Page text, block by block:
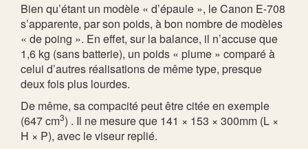
Bien qu’étant un modèle « d’épaule », le Canon E-708
s’apparente, par son poids, à bon nombre de modèles
« de poing ». En effet, sur la balance, il n’accuse que
1,6 kg (sans batterie), un poids « plume » comparé à
celui d’autres réalisations de même type, presque
deux fois plus lourdes.
De même, sa compacité peut être citée en exemple
(647 cm3) . Il ne mesure que 141 × 153 × 300mm (L ×
H × P), avec le viseur replié.